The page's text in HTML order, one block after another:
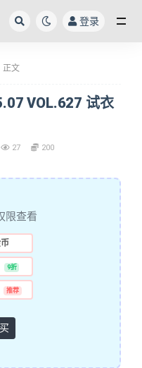
登录
正文
VOL.627 试衣
27 200
限查看
9折
推荐